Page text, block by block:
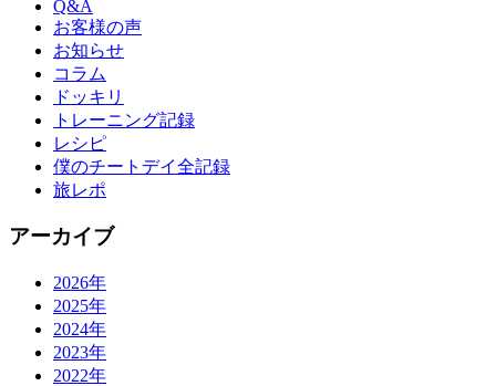
Q&A
お客様の声
お知らせ
コラム
ドッキリ
トレーニング記録
レシピ
僕のチートデイ全記録
旅レポ
アーカイブ
2026年
2025年
2024年
2023年
2022年